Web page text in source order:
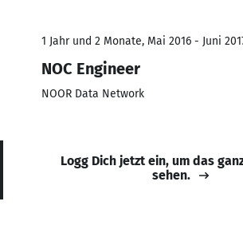
1 Jahr und 2 Monate, Mai 2016 - Juni
NOC Engineer
NOOR Data Network
Logg Dich jetzt ein, um das
sehen.